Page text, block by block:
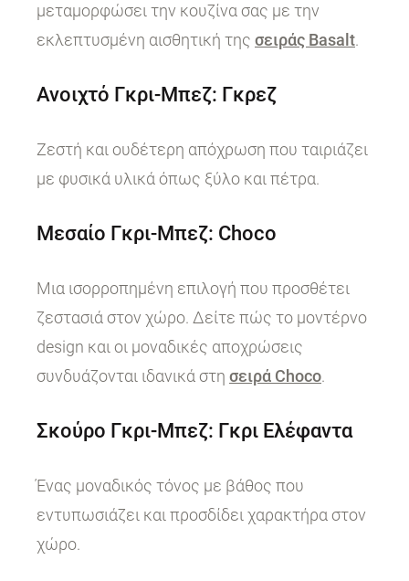
μεταμορφώσει την κουζίνα σας με την
εκλεπτυσμένη αισθητική της σειράς Basalt.
Ανοιχτό Γκρι-Μπεζ: Γκρεζ
Ζεστή και ουδέτερη απόχρωση που ταιριάζει
με φυσικά υλικά όπως ξύλο και πέτρα.
Μεσαίο Γκρι-Μπεζ: Choco
Μια ισορροπημένη επιλογή που προσθέτει
ζεστασιά στον χώρο. Δείτε πώς το μοντέρνο
design και οι μοναδικές αποχρώσεις
συνδυάζονται ιδανικά στη σειρά Choco.
Σκούρο Γκρι-Μπεζ: Γκρι Ελέφαντα
Ένας μοναδικός τόνος με βάθος που
εντυπωσιάζει και προσδίδει χαρακτήρα στον
χώρο.